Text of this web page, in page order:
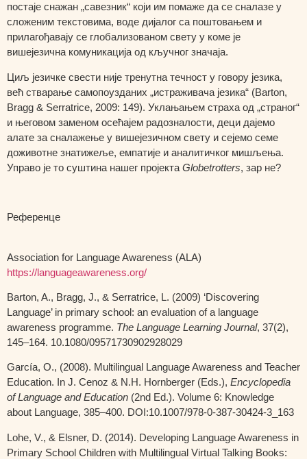
постаје снажан „савезник“ који им помаже да се сналазе у
сложеним текстовима, воде дијалог са поштовањем и
прилагођавају се глобализованом свету у коме је
вишејезична комуникација од кључног значаја.
Циљ језичке свести није тренутна течност у говору језика,
већ стварање самопоузданих „истраживача језика“ (Barton,
Bragg & Serratrice, 2009: 149). Уклањањем страха од „страног“
и његовом заменом осећајем радозналости, деци дајемо
алате за сналажење у вишејезичном свету и сејемо семе
доживотне знатижеље, емпатије и аналитичког мишљења.
Управо је то суштина нашег пројекта Globetrotters, зар не?
Референце
Association for Language Awareness (ALA)
https://languageawareness.org/
Barton, A., Bragg, J., & Serratrice, L. (2009) ‘Discovering
Language’ in primary school: an evaluation of a language
awareness programme. The Language Learning Journal, 37(2),
145–164. 10.1080/09571730902928029
García, O., (2008). Multilingual Language Awareness and Teacher
Education. In J. Cenoz & N.H. Hornberger (Eds.), Encyclopedia
of Language and Education (2nd Ed.). Volume 6: Knowledge
about Language, 385–400. DOI:10.1007/978-0-387-30424-3_163
Lohe, V., & Elsner, D. (2014). Developing Language Awareness in
Primary School Children with Multilingual Virtual Talking Books: